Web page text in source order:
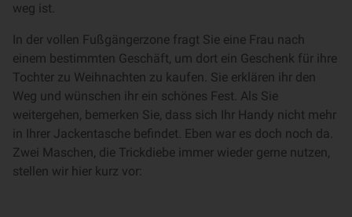
weg ist.
In der vollen Fußgängerzone fragt Sie eine Frau nach
einem bestimmten Geschäft, um dort ein Geschenk für ihre
Tochter zu Weihnachten zu kaufen. Sie erklären ihr den
Weg und wünschen ihr ein schönes Fest. Als Sie
weitergehen, bemerken Sie, dass sich Ihr Handy nicht mehr
in Ihrer Jackentasche befindet. Eben war es doch noch da.
Zwei Maschen, die Trickdiebe immer wieder gerne nutzen,
stellen wir hier kurz vor: